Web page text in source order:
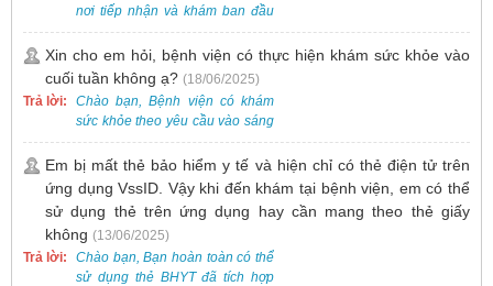
nơi tiếp nhận và khám ban đầu
cho tất cả các trường hợp, bao
gồm cả điều trị mụn. Vì vậy, bạn
cần đăng ký khám tại Khoa
Khám bệnh trước.
Xin cho em hỏi, bệnh viện có thực hiện khám sức khỏe vào
cuối tuần không ạ? (18/06/2025)
Trả lời:
Chào bạn, Bệnh viện có khám
sức khỏe theo yêu cầu vào sáng
thứ Bảy. Nếu bạn có nhu cầu, vui
lòng đặt lịch trước để được sắp
xếp thời gian phù hợp.
Em bị mất thẻ bảo hiểm y tế và hiện chỉ có thẻ điện tử trên
ứng dụng VssID. Vậy khi đến khám tại bệnh viện, em có thể
sử dụng thẻ trên ứng dụng hay cần mang theo thẻ giấy
không (13/06/2025)
Trả lời:
Chào bạn, Bạn hoàn toàn có thể
sử dụng thẻ BHYT đã tích hợp